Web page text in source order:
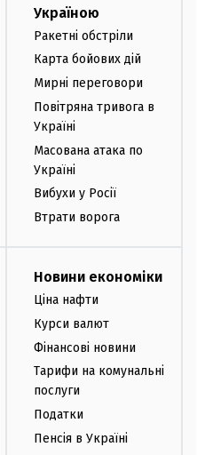
Україною
Ракетні обстріли
Карта бойових дій
Мирні переговори
Повітряна тривога в
Україні
Масована атака по
Україні
Вибухи у Росії
Втрати ворога
Новини економіки
Ціна нафти
Курси валют
Фінансові новини
Тарифи на комунальні
послуги
Податки
Пенсія в Україні